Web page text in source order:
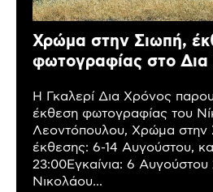
Χρώμα στην Σιωπή,
φωτογραφίας στο
Η Γκαλερί Δια Χρόνος
έκθεση φωτογραφίας του
Λεοντόπουλου, Χρώμα στην
έκθεσης: 6-14 Αυγούστου,
23:00Εγκαίνια: 6
Νικολάου...